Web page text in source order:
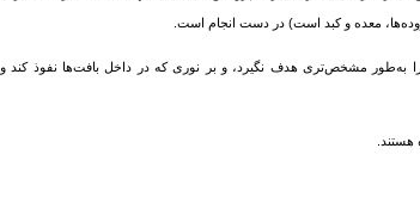
معده و کبد است) در دست انجام است.
به‌طور مشخص‌تری هدف نگیرد، و بر نوری که در داخل بافت‌ها نفوذ کند و